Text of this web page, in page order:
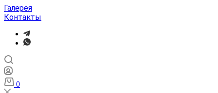
Галерея
Контакты
0